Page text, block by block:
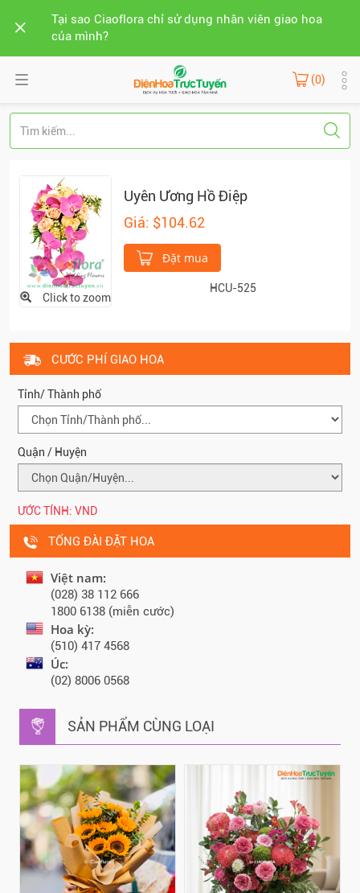
Tại sao Ciaoflora chỉ sử dụng nhân viên giao hoa
của mình?
(0)
Click to zoom
Uyên Ương Hồ Điệp
Giá: $104.62
Đặt mua
HCU-525
CƯỚC PHÍ GIAO HOA
Tỉnh/ Thành phố
Quận / Huyện
ƯỚC TÍNH: VND
TỔNG ĐÀI ĐẶT HOA
Việt nam:
(028) 38 112 666
1800 6138 (miễn cước)
Hoa kỳ:
(510) 417 4568
Úc:
(02) 8006 0568
SẢN PHẨM CÙNG LOẠI